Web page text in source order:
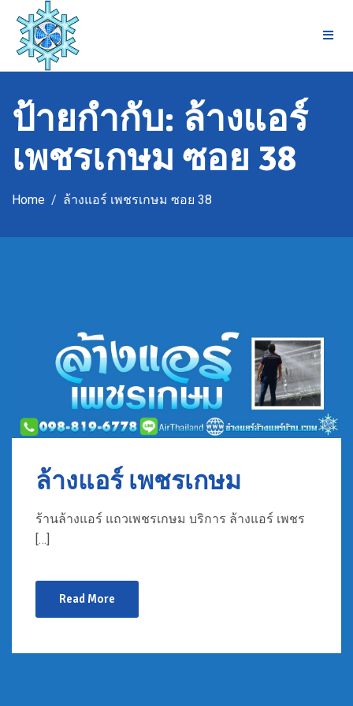
content
ป้ายกำกับ: ล้างแอร์
เพชรเกษม ซอย 38
Home ล้างแอร์ เพชรเกษม ซอย 38
ล้างแอร์ เพชรเกษม
ร้านล้างแอร์ แถวเพชรเกษม บริการ ล้างแอร์ เพชร
[…]
Read More